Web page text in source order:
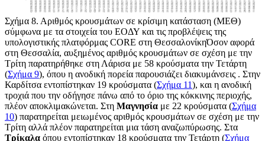
Σχήμα 8. Αριθμός κρουσμάτων σε κρίσιμη κατάσταση (ΜΕΘ)
σύμφωνα με τα στοιχεία του ΕΟΔΥ και τις προβλέψεις της
υπολογιστικής πλατφόρμας CORE στη ΘεσσαλονίκηΌσον αφορά
στη Θεσσαλία, αυξημένος αριθμός κρουσμάτων σε σχέση με την
Τρίτη παρατηρήθηκε στη Λάρισα με 58 κρούσματα την Τετάρτη
(Σχήμα 9), όπου η ανοδική πορεία παρουσιάζει διακυμάνσεις . Στην
Καρδίτσα εντοπίστηκαν 19 κρούσματα (Σχήμα 11), και η ανοδική
τροχιά που την οδήγησε πάνω από το όριο της κόκκινης περιοχής,
πλέον αποκλιμακώνεται. Στη Μαγνησία με 22 κρούσματα (Σχήμα
10) παρατηρείται μειωμένος αριθμός κρουσμάτων σε σχέση με την
Τρίτη αλλά πλέον παρατηρείται μια τάση αναζωπύρωσης. Στα
Τρίκαλα όπου εντοπίστηκαν 18 κρούσματα την Τετάρτη (Σχήμα